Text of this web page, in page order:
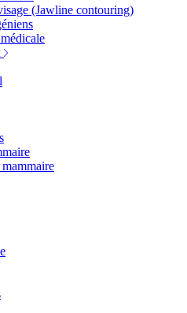
(Jawline contouring)